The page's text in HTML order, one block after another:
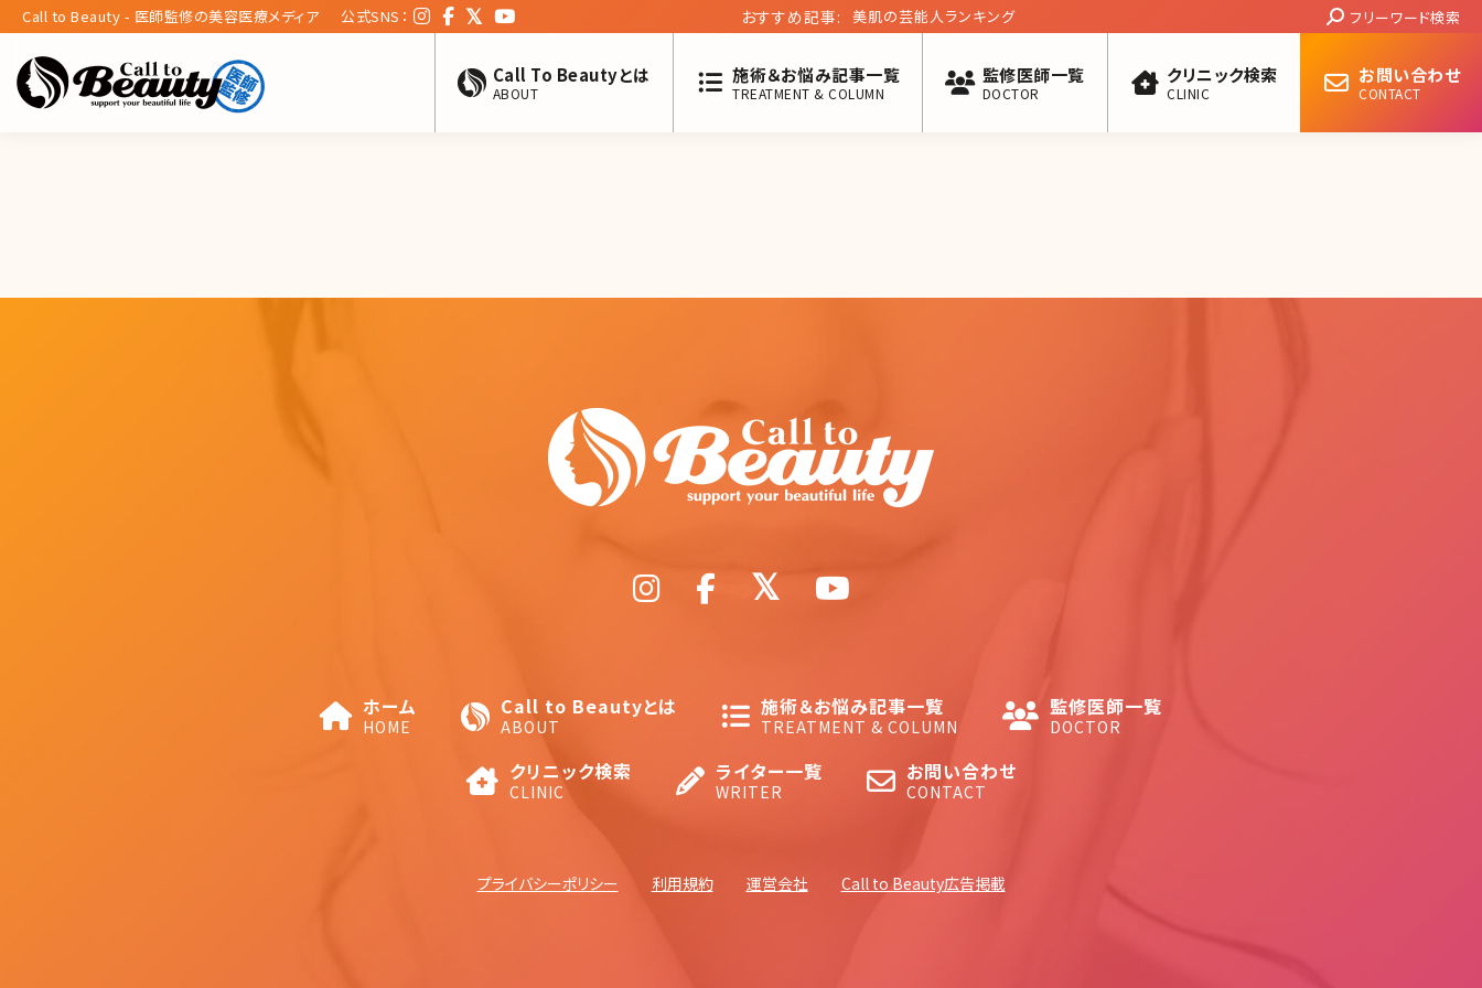
Call to Beauty - 医師監修の美容医療メディア 公式SNS： おすすめ記事: 美肌の芸能人ランキング Search:
フリーワード検索
Call To Beautyとは
ABOUT
施術＆お悩み記事一覧
TREATMENT & COLUMN
監修医師一覧
DOCTOR
クリニック検索
CLINIC
お問い合わせ
CONTACT
ホーム
HOME
Call to Beautyとは
ABOUT
施術＆お悩み記事一覧
TREATMENT & COLUMN
監修医師一覧
DOCTOR
クリニック検索
CLINIC
ライター一覧
WRITER
お問い合わせ
CONTACT
プライバシーポリシー 利用規約 運営会社 Call to Beauty広告掲載